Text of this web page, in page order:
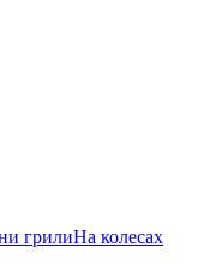
грилиНа колесах